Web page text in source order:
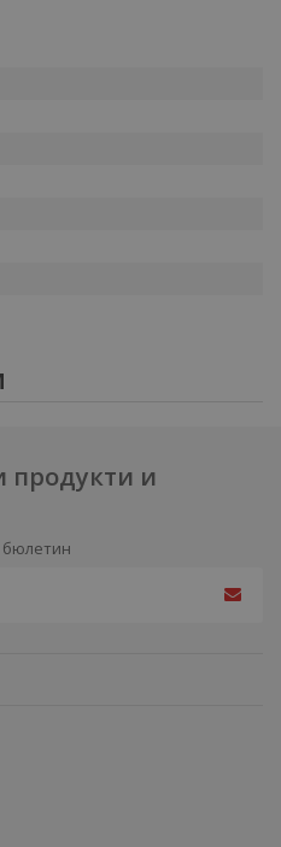
продукти и